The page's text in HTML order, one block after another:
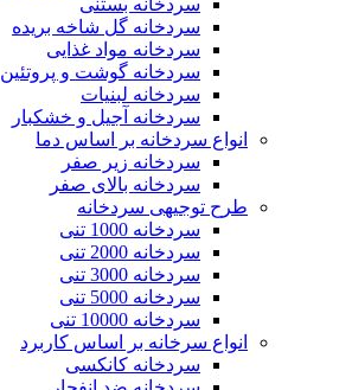
سردخانه بستنی
سردخانه گل شاخه بریده
سردخانه مواد غذایی
سردخانه گوشت و پروتئین
سردخانه لبنیات
سردخانه آجیل و خشکبار
انواع سردخانه بر اساس دما
سردخانه زیر صفر
سردخانه بالای صفر
طرح توجیهی سردخانه
سردخانه 1000 تنی
سردخانه 2000 تنی
سردخانه 3000 تنی
سردخانه 5000 تنی
سردخانه 10000 تنی
انواع سرخانه بر اساس کاربرد
سردخانه کانکسی